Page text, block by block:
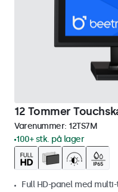
12 Tommer
Varenummer: 12TS7M
100+ stk. på lager
Full HD-panel med